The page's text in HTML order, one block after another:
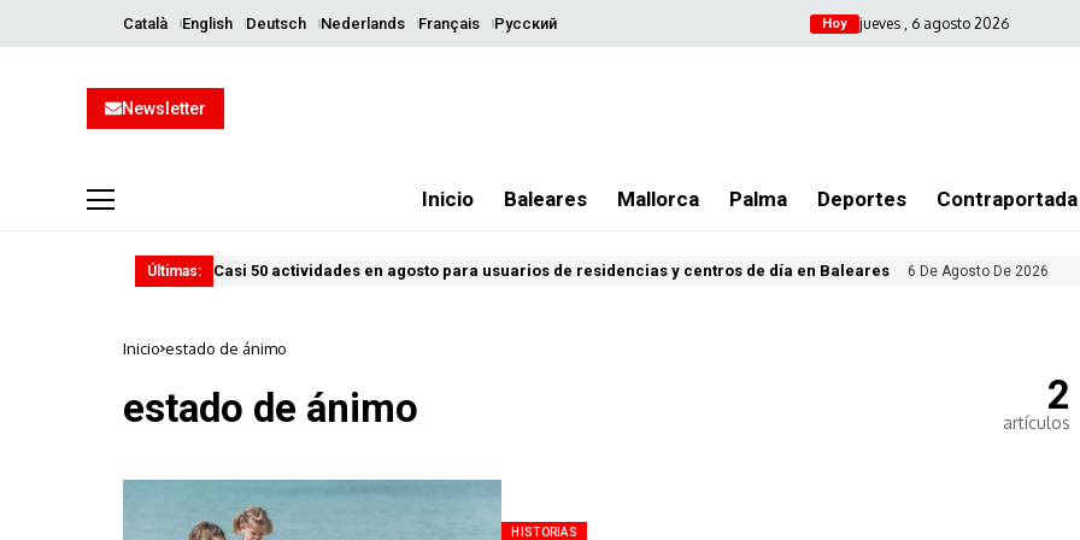
Català English Deutsch Nederlands Français Русский Hoy jueves , 6 agosto 2026
Newsletter
Inicio Baleares Mallorca Palma Deportes Contraportada
Últimas: Casi 50 actividades en agosto para usuarios de residencias y centros de día en Baleares 6 De Agosto De 2026
Inicio estado de ánimo
estado de ánimo 2
artículos
HISTORIAS